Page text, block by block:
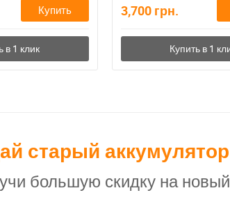
Купить 3,700 грн.
старый аккумулятор
большую скидку на новый